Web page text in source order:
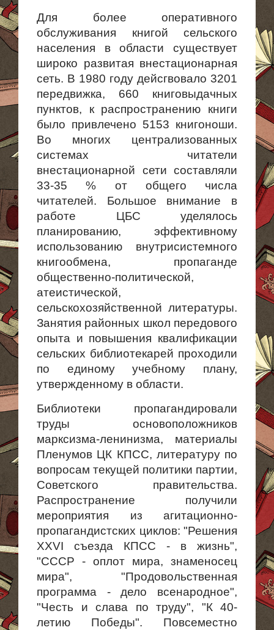
Для более оперативного
обслуживания книгой сельского
населения в области существует
широко развитая внестационарная
сеть. В 1980 году дейсгвовало 3201
передвижка, 660 книговыдачных
пунктов, к распространению книги
было привлечено 5153 книгоноши.
Во многих центра­лизованных
системах читатели
внестационарной сети составляли
33-35 % от общего числа
читателей. Большое внимание в
работе ЦБС уделялось
планированию, эффективному
использованию внутрисистемного
книгообмена, пропаганде
общественно-политической,
атеистической,
сельскохозяйственной литературы.
Занятия районных школ передового
опыта и повышения квалификации
сельских библиотекарей проходили
по единому учебному плану,
утвержденному в области.
Библиотеки пропагандировали
труды основоположников
марксизма-ленинизма, материалы
Пленумов ЦК КПСС, литературу по
вопросам теку­щей политики партии,
Советского правительства.
Распространение полу­чили
мероприятия из агитационно-
пропагандистских циклов: "Решения
XXVI съезда КПСС - в жизнь",
"СССР - оплот мира, знаменосец
мира", "Продовольственная
программа - дело всенародное",
"Честь и слава по труду", "К 40-
летию Победы". Повсеместно